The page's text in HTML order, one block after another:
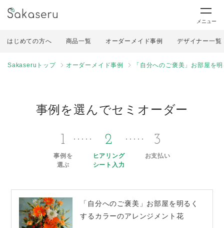
メニュー
はじめての方へ 商品一覧 オーダーメイド事例 デザイナー一覧
Sakaseruトップ オーダーメイド事例 「自分へのご褒美」お部屋を
事例を選んでセミオーダー
1
事例を
選ぶ
2
ヒアリング
シート入力
3
お支払い
「自分へのご褒美」お部屋を明るく
するカラーのアレンジメント花